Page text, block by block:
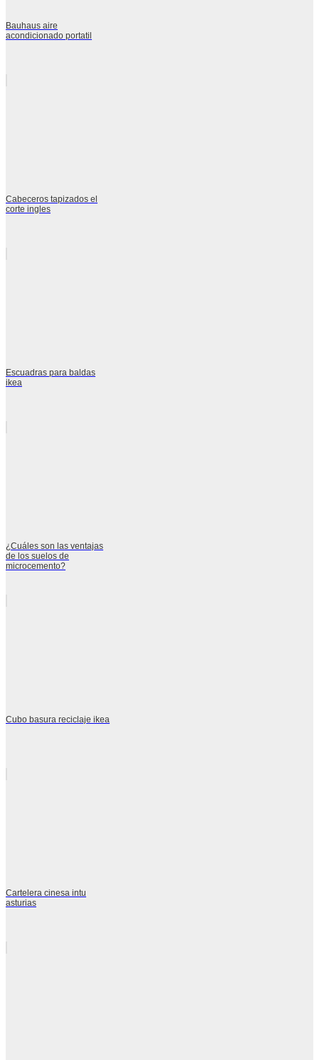
Bauhaus aire
acondicionado portatil
Cabeceros tapizados el
corte ingles
Escuadras para baldas
ikea
¿Cuáles son las ventajas
de los suelos de
microcemento?
Cubo basura reciclaje ikea
Cartelera cinesa intu
asturias